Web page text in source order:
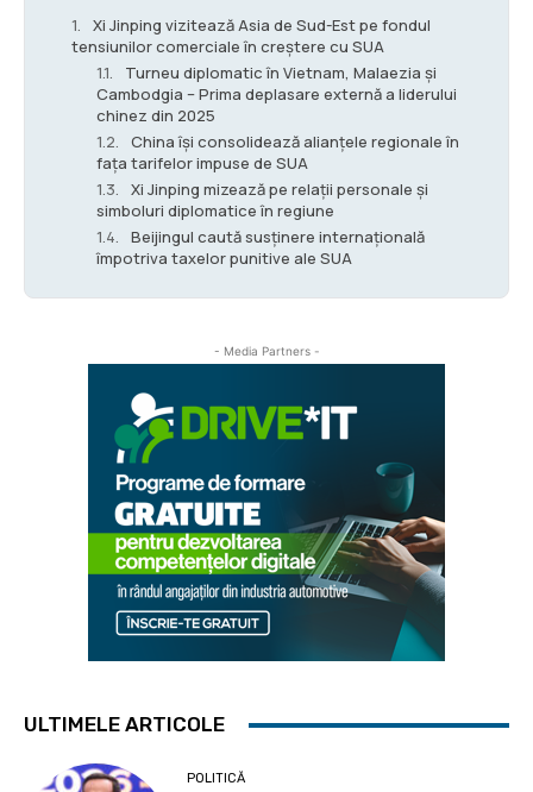
Xi Jinping vizitează Asia de Sud-Est pe fondul
tensiunilor comerciale în creștere cu SUA
Turneu diplomatic în Vietnam, Malaezia și
Cambodgia – Prima deplasare externă a liderului
chinez din 2025
China își consolidează alianțele regionale în
fața tarifelor impuse de SUA
Xi Jinping mizează pe relații personale și
simboluri diplomatice în regiune
Beijingul caută susținere internațională
împotriva taxelor punitive ale SUA
- Media Partners -
ULTIMELE ARTICOLE
POLITICĂ